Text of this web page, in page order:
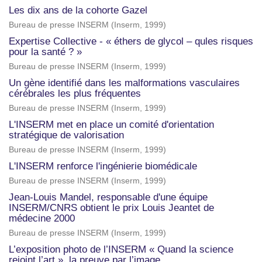
Les dix ans de la cohorte Gazel
Bureau de presse INSERM ( Inserm, 1999)
Expertise Collective - « éthers de glycol – qules risques
pour la santé ? »
Bureau de presse INSERM ( Inserm, 1999)
Un gène identifié dans les malformations vasculaires
cérébrales les plus fréquentes
Bureau de presse INSERM ( Inserm, 1999)
L'INSERM met en place un comité d'orientation
stratégique de valorisation
Bureau de presse INSERM ( Inserm, 1999)
L'INSERM renforce l'ingénierie biomédicale
Bureau de presse INSERM ( Inserm, 1999)
Jean-Louis Mandel, responsable d'une équipe
INSERM/CNRS obtient le prix Louis Jeantet de
médecine 2000
Bureau de presse INSERM ( Inserm, 1999)
L’exposition photo de l’INSERM « Quand la science